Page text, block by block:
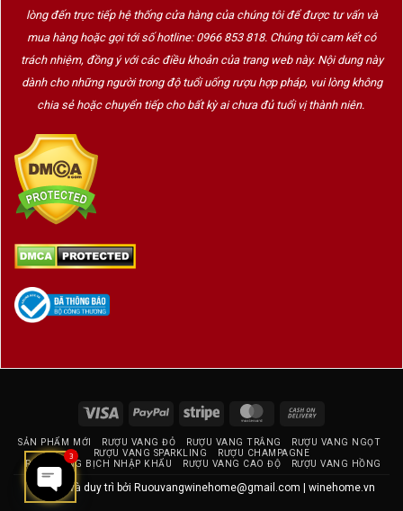
lòng đến trực tiếp hệ thống cửa hàng của chúng tôi để được tư vấn và
mua hàng hoặc gọi tới số hotline: 0966 853 818. Chúng tôi cam kết có
trách nhiệm, đồng ý với các điều khoản của trang web này. Nội dung này
dành cho những người trong độ tuổi uống rượu hợp pháp, vui lòng không
chia sẻ hoặc chuyển tiếp cho bất kỳ ai chưa đủ tuổi vị thành niên.
Visa PayPal Stripe MasterCard
Delivery
SẢN PHẨM MỚI RƯỢU VANG ĐỎ RƯỢU VANG TRẮNG
RƯỢU VANG NGỌT
RƯỢU VANG SPARKLING
RƯỢU CHAMPAGNE
RƯỢU VANG BỊCH NHẬP KHẨU
RƯỢU VANG CAO ĐỘ RƯỢU VANG HỒNG
Thiết kế và duy trì bởi Ruouvangwinehome@gmail.com winehome.vn
3